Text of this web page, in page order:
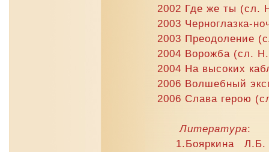
2002 Где же ты (сл.
2003 Черноглазка-
2003 Преодоление
2004 Ворожба (сл.
2004 На высоких
2006 Волшебный
2006 Слава герою
Литература:
1.Бояркина